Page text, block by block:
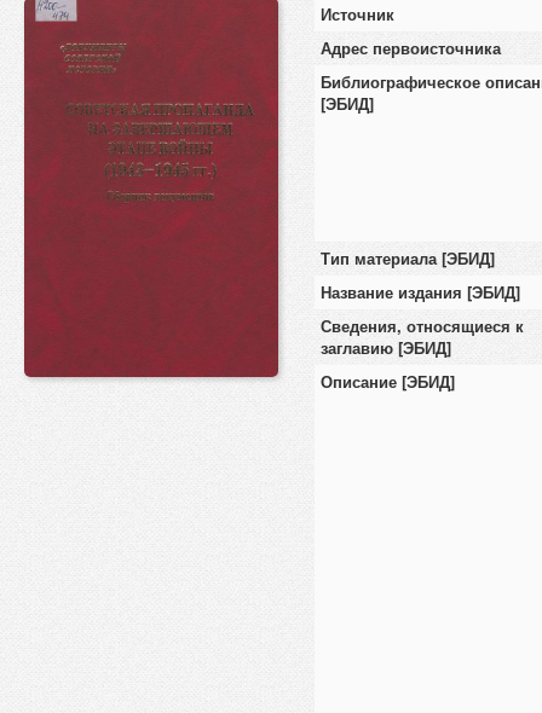
Источник
Адрес первоисточника
Библиографическое
[ЭБИД]
Тип материала [ЭБИД]
Название издания [ЭБИД]
Сведения, относящиеся к
заглавию [ЭБИД]
Описание [ЭБИД]